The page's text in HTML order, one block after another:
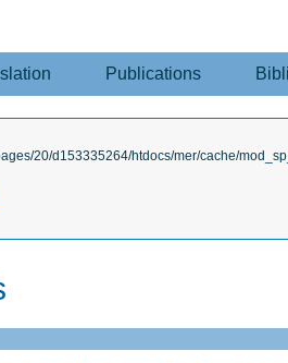
Publications
20/d153335264/htdocs/mer/cache/